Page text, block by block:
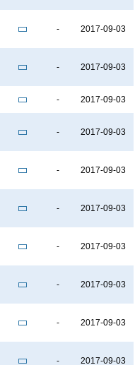
- 2017-09-03
- 2017-09-03
- 2017-09-03
- 2017-09-03
- 2017-09-03
- 2017-09-03
- 2017-09-03
- 2017-09-03
- 2017-09-03
- 2017-09-03